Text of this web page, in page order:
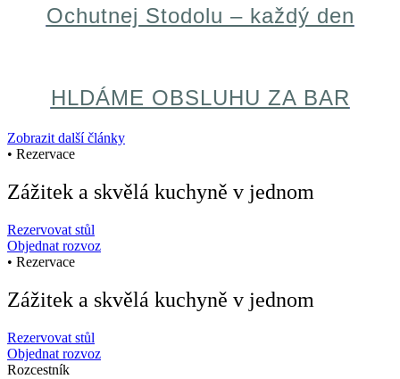
Ochutnej Stodolu – každý den
HLDÁME OBSLUHU ZA BAR
Zobrazit další články
• Rezervace
Zážitek a skvělá kuchyně v jednom
Rezervovat stůl
Objednat rozvoz
• Rezervace
Zážitek a skvělá kuchyně v jednom
Rezervovat stůl
Objednat rozvoz
Rozcestník